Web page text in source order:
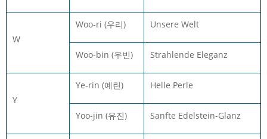
W
Woo-ri (우리) Unsere Welt
Woo-bin (우빈) Strahlende Eleganz
Y
Ye-rin (예린) Helle Perle
Yoo-jin (유진) Sanfte Edelstein-Glanz